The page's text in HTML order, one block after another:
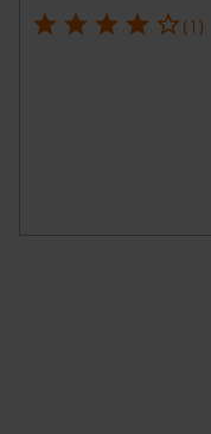
1 2 3 4 5 (1)